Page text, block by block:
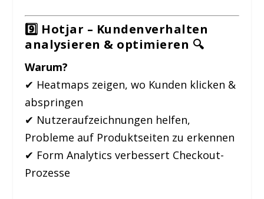
9️⃣ Hotjar – Kundenverhalten
analysieren & optimieren 🔍
Warum?
✔ Heatmaps zeigen, wo Kunden klicken &
abspringen
✔ Nutzeraufzeichnungen helfen,
Probleme auf Produktseiten zu erkennen
✔ Form Analytics verbessert Checkout-
Prozesse